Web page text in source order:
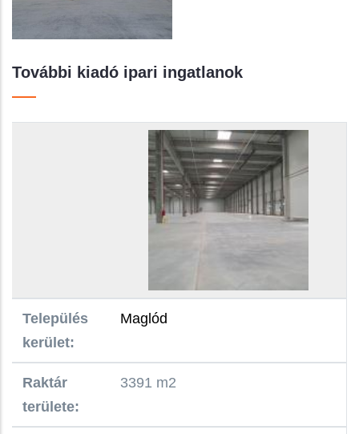
További kiadó ipari ingatlanok
Település
kerület:
Maglód
Raktár
területe:
3391 m2